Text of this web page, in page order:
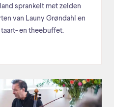
sprankelt met zelden
van Launy Grøndahl en
taart- en theebuffet.